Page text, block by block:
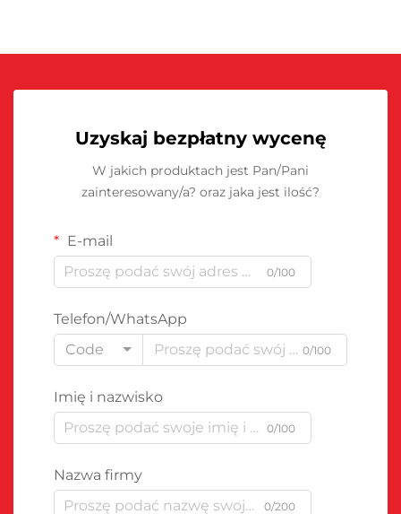
Uzyskaj bezpłatny wycenę
W jakich produktach jest Pan/Pani
zainteresowany/a? oraz jaka jest ilość?
E-mail
0/100
Telefon/WhatsApp
Code
0/100
Imię i nazwisko
0/100
Nazwa firmy
0/200